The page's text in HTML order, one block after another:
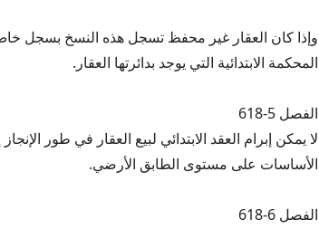
وإذا كان العقار غير محفظ تسجل هذه النسخ بسجل
المحكمة الابتدائية التي يوجد بدائرتها العقار.
الفصل 5-618
لا يمكن إبرام العقد الابتدائي لبيع العقار في طور
الأساسات على مستوى الطابق الأرضي.
الفصل 6-618